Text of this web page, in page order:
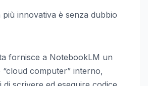
più innovativa è senza dubbio
fornisce a NotebookLM un
computer” interno,